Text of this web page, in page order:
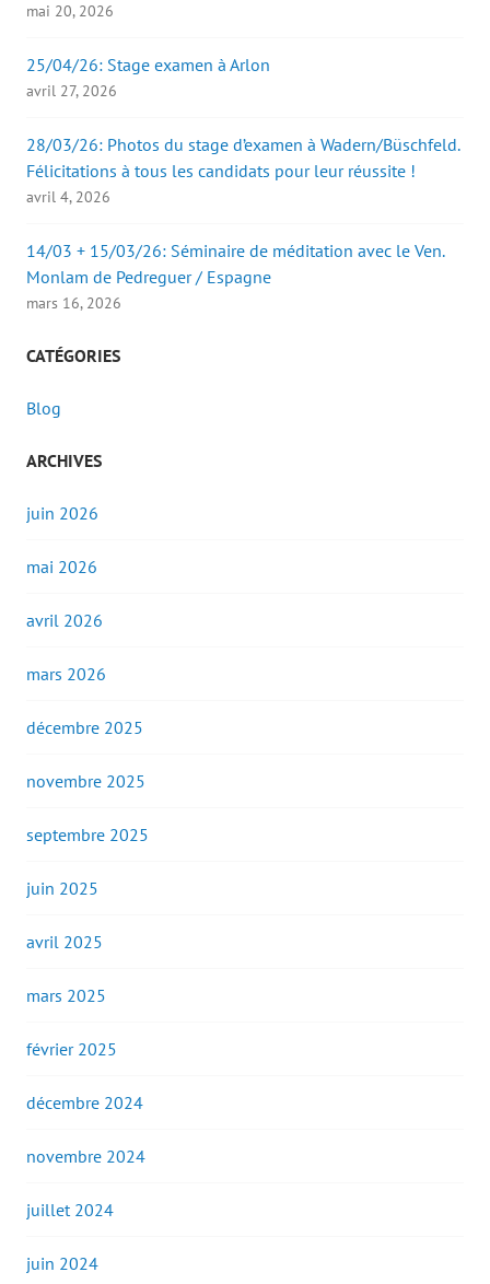
mai 20, 2026
25/04/26: Stage examen à Arlon
avril 27, 2026
28/03/26: Photos du stage d’examen à Wadern/Büschfeld.
Félicitations à tous les candidats pour leur réussite !
avril 4, 2026
14/03 + 15/03/26: Séminaire de méditation avec le Ven.
Monlam de Pedreguer / Espagne
mars 16, 2026
CATÉGORIES
Blog
ARCHIVES
juin 2026
mai 2026
avril 2026
mars 2026
décembre 2025
novembre 2025
septembre 2025
juin 2025
avril 2025
mars 2025
février 2025
décembre 2024
novembre 2024
juillet 2024
juin 2024